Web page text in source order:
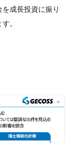
成長投資に振り
。